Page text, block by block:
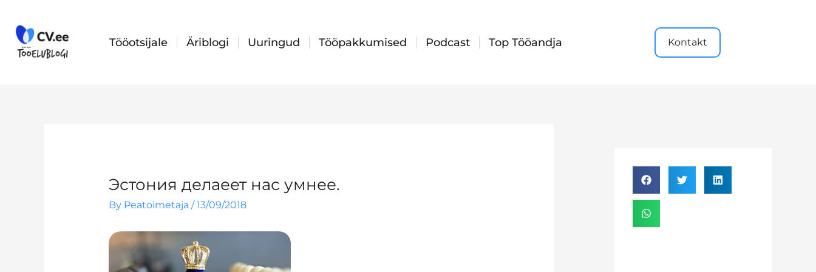
content
Tööotsijale Äriblogi Uuringud Tööpakkumised Podcast Top Tööandja Kontakt
Эстония делаеет нас умнее.
By Peatoimetaja /13/09/2018